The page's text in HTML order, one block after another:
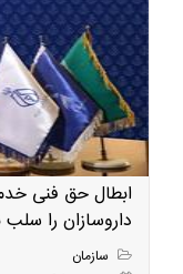
ابطال حق فنی
داروسازان را سلب
سازمان